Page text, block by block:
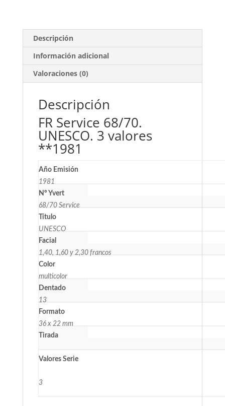
Descripción
Información adicional
Valoraciones (0)
Descripción
FR Service 68/70.
UNESCO. 3 valores
**1981
Año Emisión
1981
Nº Yvert
68/70 Service
Título
UNESCO
Facial
1,40, 1,60 y 2,30 francos
Color
multicolor
Dentado
13
Formato
36 x 22 mm
Tirada
Valores Serie
3